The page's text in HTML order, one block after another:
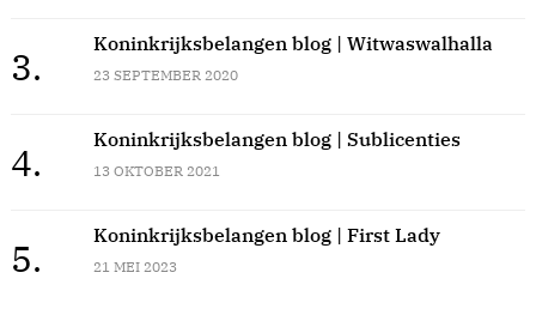
3.
Koninkrijksbelangen blog | Witwaswalhalla
23 SEPTEMBER 2020
4.
Koninkrijksbelangen blog | Sublicenties
13 OKTOBER 2021
5.
Koninkrijksbelangen blog | First Lady
21 MEI 2023